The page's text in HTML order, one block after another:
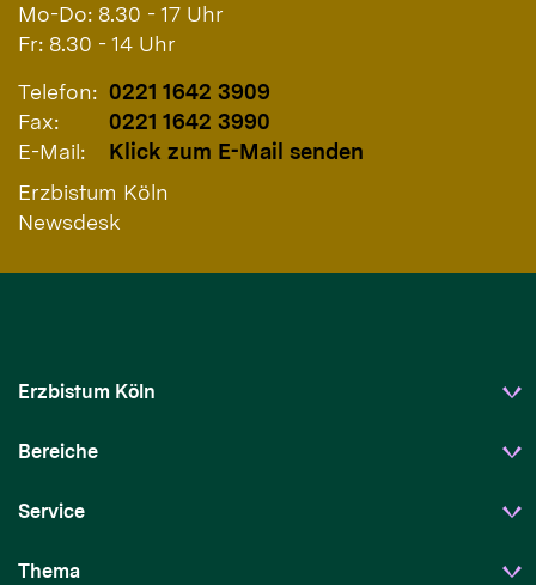
Mo-Do: 8.30 - 17 Uhr
Fr: 8.30 - 14 Uhr
Telefon: 0221 1642 3909
Fax:
0221 1642 3990
E-Mail:
Klick zum E-Mail senden
Erzbistum Köln
Newsdesk
Erzbistum Köln
Bereiche
Service
Thema